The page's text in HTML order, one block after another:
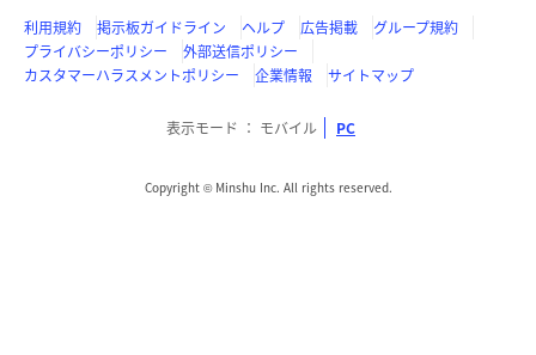
利用規約 掲示板ガイドライン ヘルプ 広告掲載
グループ規約
プライバシーポリシー
外部送信ポリシー
カスタマーハラスメントポリシー
企業情報 サイトマップ
表示モード モバイル PC
Copyright © Minshu Inc. All rights reserved.